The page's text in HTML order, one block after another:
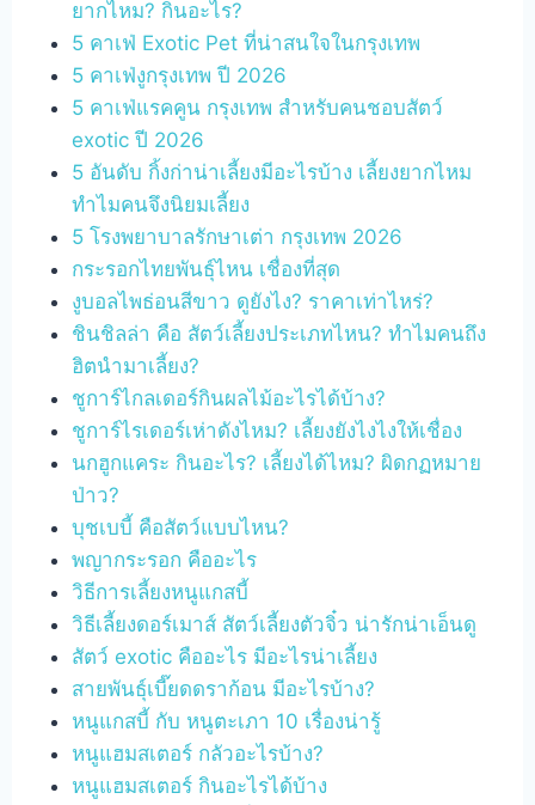
ยากไหม? กินอะไร?
5 คาเฟ่ Exotic Pet ที่น่าสนใจในกรุงเทพ
5 คาเฟ่งูกรุงเทพ ปี 2026
5 คาเฟ่แรคคูน กรุงเทพ สำหรับคนชอบสัตว์
exotic ปี 2026
5 อันดับ กิ้งก่าน่าเลี้ยงมีอะไรบ้าง เลี้ยงยากไหม
ทำไมคนจึงนิยมเลี้ยง
5 โรงพยาบาลรักษาเต่า กรุงเทพ 2026
กระรอกไทยพันธุ์ไหน เชื่องที่สุด
งูบอลไพธ่อนสีขาว ดูยังไง? ราคาเท่าไหร่?
ชินชิลล่า คือ สัตว์เลี้ยงประเภทไหน? ทำไมคนถึง
ฮิตนำมาเลี้ยง?
ชูการ์ไกลเดอร์กินผลไม้อะไรได้บ้าง?
ชูการ์ไรเดอร์เห่าดังไหม? เลี้ยงยังไงไงให้เชื่อง
นกฮูกแคระ กินอะไร? เลี้ยงได้ไหม? ผิดกฏหมาย
ป่าว?
บุชเบบี้ คือสัตว์แบบไหน?
พญากระรอก คืออะไร
วิธีการเลี้ยงหนูแกสบี้
วิธีเลี้ยงดอร์เมาส์ สัตว์เลี้ยงตัวจิ๋ว น่ารักน่าเอ็นดู
สัตว์ exotic คืออะไร มีอะไรน่าเลี้ยง
สายพันธุ์เบี๊ยดดราก้อน มีอะไรบ้าง?
หนูแกสบี้ กับ หนูตะเภา 10 เรื่องน่ารู้
หนูแฮมสเตอร์ กลัวอะไรบ้าง?
หนูแฮมสเตอร์ กินอะไรได้บ้าง